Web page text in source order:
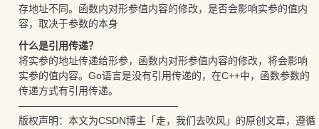
存地址不同。函数内对形参值内容的修改，是否会影响实参的值内
容，取决于参数的本身
什么是引用传递？
将实参的地址传递给形参，函数内对形参值内容的修改，将会影响
实参的值内容。Go语言是没有引用传递的，在C++中，函数参数的
传递方式有引用传递。
————————————————
版权声明：本文为CSDN博主「走，我们去吹风」的原创文章，遵循